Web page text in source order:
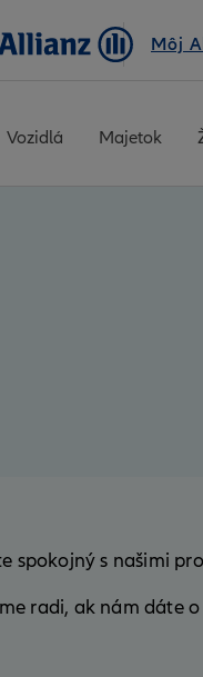
Môj
Vozidlá Majetok
spokojný s našimi
radi, ak nám dáte